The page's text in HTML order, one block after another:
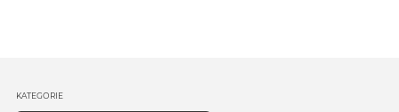
KATEGORIE